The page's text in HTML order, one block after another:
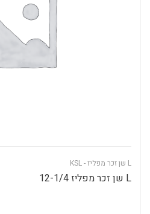
L שן זכר מפליז - KSL
L שן זכר מפליז 12-1/4